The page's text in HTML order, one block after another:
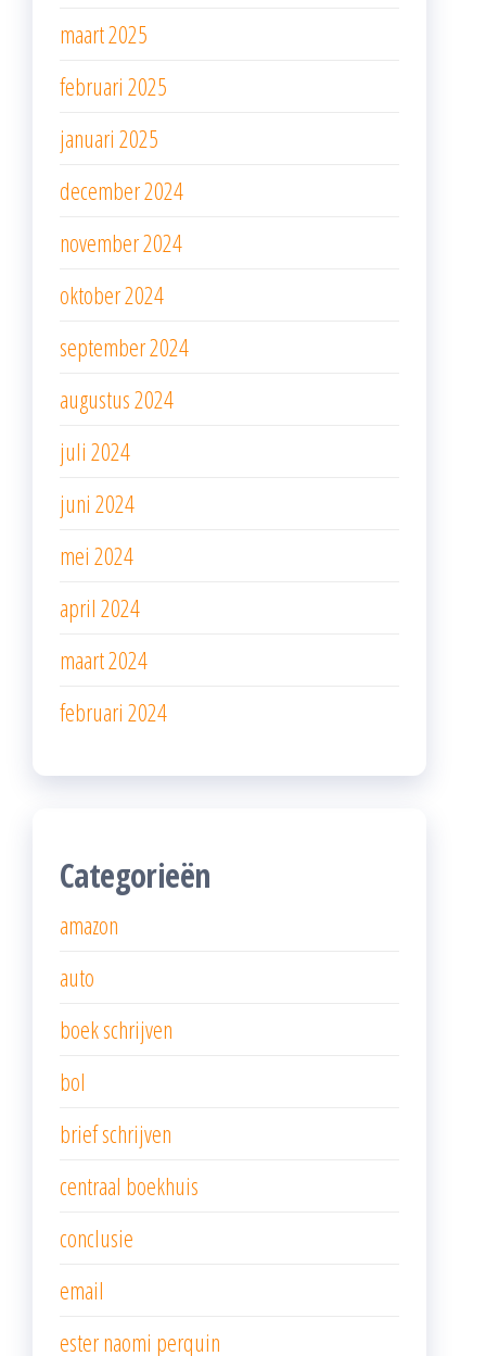
maart 2025
februari 2025
januari 2025
december 2024
november 2024
oktober 2024
september 2024
augustus 2024
juli 2024
juni 2024
mei 2024
april 2024
maart 2024
februari 2024
Categorieën
amazon
auto
boek schrijven
bol
brief schrijven
centraal boekhuis
conclusie
email
ester naomi perquin